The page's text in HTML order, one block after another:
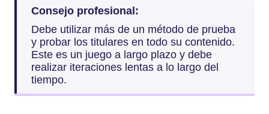
Consejo profesional:
Debe utilizar más de un método de prueba
y probar los titulares en todo su contenido.
Este es un juego a largo plazo y debe
realizar iteraciones lentas a lo largo del
tiempo.